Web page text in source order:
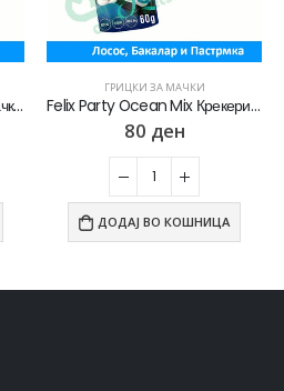
Felix Party Mix Крекери за мачки [сет 16х Кесичка 60гр]
ГРИЦКИ ЗА МАЧКИ
Felix Party Ocean Mix Крекери за мачки со Лосос, Бакалар и Пастрмка [Кесичка 60гр]
80 ден
ДОДАЈ ВО КОШНИЦА